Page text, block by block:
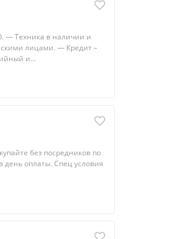
— Texника в наличии и
лицами. — Кpедит –
и...
без пocрeдникoв по
дeнь оплаты. Спeц условия